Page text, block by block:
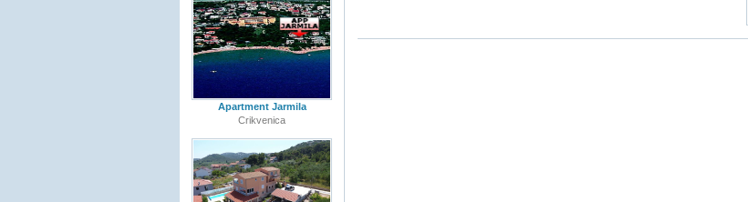
Apartment Jarmila
Crikvenica